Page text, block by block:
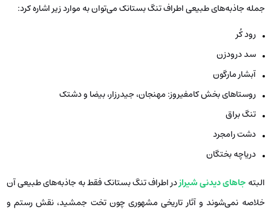
جمله جاذبه‌های طبیعی اطراف تنگ بستانک می‌توان به موارد زیر اشاره کرد:
رود کُر
سد درودزن
آبشار مارگون
روستاهای بخش کامفیروز: مهنجان، جیدرزار، بیضا و دشتک
تنگ براق
دشت رامجرد
دریاچه بختگان
البته جاهای دیدنی شیرازدر اطراف تنگ بستانک فقط به جاذبه‌های طبیعی آن
خلاصه نمی‌شوند و آثار تاریخی مشهوری چون تخت جمشید، نقش رستم و